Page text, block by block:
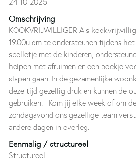
Omschrijving
KOOKVRIJWILLIGER Als
19.00u om te ondersteunen tijdens het
spelletje met de kinderen,
helpen met afruimen en een boekje
slapen gaan. In de gezamenlijke
deze tijd gezellig druk en kunnen de
gebruiken. Kom jij elke week of om
zondagavond ons gezellige team
andere dagen in overleg.
Eenmalig / structureel
Structureel